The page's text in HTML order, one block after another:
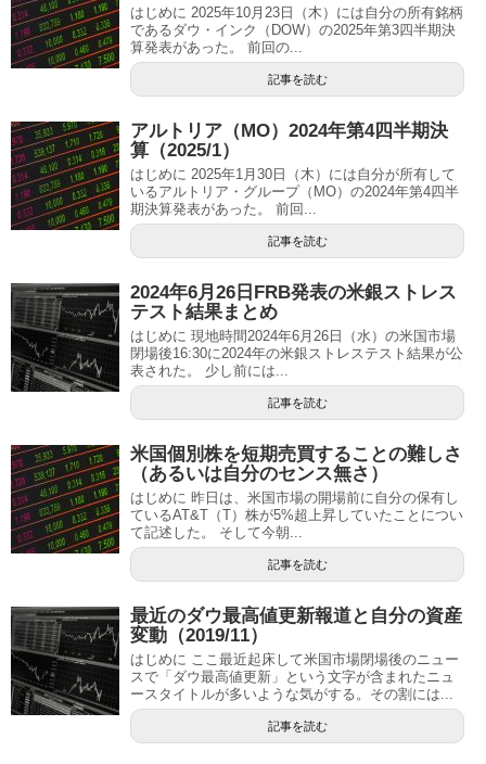
はじめに 2025年10月23日（木）には自分の所有銘柄
であるダウ・インク（DOW）の2025年第3四半期決
算発表があった。 前回の...
記事を読む
アルトリア（MO）2024年第4四半期決
算（2025/1）
はじめに 2025年1月30日（木）には自分が所有して
いるアルトリア・グループ（MO）の2024年第4四半
期決算発表があった。 前回...
記事を読む
2024年6月26日FRB発表の米銀ストレス
テスト結果まとめ
はじめに 現地時間2024年6月26日（水）の米国市場
閉場後16:30に2024年の米銀ストレステスト結果が公
表された。 少し前には...
記事を読む
米国個別株を短期売買することの難しさ
（あるいは自分のセンス無さ）
はじめに 昨日は、米国市場の開場前に自分の保有し
ているAT&T（T）株が5%超上昇していたことについ
て記述した。 そして今朝...
記事を読む
最近のダウ最高値更新報道と自分の資産
変動（2019/11）
はじめに ここ最近起床して米国市場閉場後のニュー
スで「ダウ最高値更新」という文字が含まれたニュ
ースタイトルが多いような気がする。その割には...
記事を読む